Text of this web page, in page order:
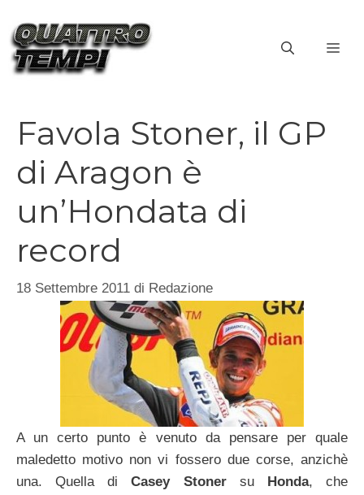
contenuto
Favola Stoner, il GP
di Aragon è
un’Hondata di
record
18 Settembre 2011 di Redazione
A un certo punto è venuto da pensare per quale
maledetto motivo non vi fossero due corse, anzichè
una. Quella di Casey Stonersu Honda, che